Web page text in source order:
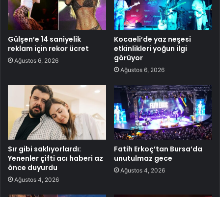
Gülşen’e 14 saniyelik
reklam için rekor ücret
Ağustos 6, 2026
Kocaeli’de yaz neşesi
etkinlikleri yoğun ilgi
görüyor
Ağustos 6, 2026
Sır gibi saklıyorlardı:
Yenenler çifti acı haberi az
önce duyurdu
Ağustos 4, 2026
Fatih Erkoç’tan Bursa’da
unutulmaz gece
Ağustos 4, 2026